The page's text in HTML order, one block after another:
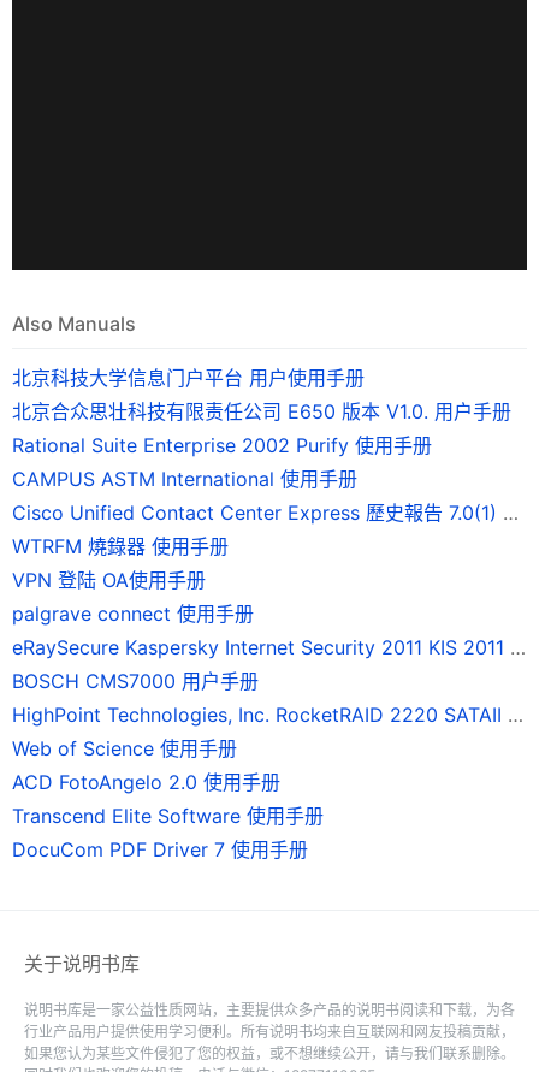
Also Manuals
北京科技大学信息门户平台 用户使用手册
北京合众思壮科技有限责任公司 E650 版本 V1.0. 用户手册
Rational Suite Enterprise 2002 Purify 使用手册
CAMPUS ASTM International 使用手册
Cisco Unified Contact Center Express 歷史報告 7.0(1) 版使用手冊
WTRFM 燒錄器 使用手册
VPN 登陆 OA使用手册
palgrave connect 使用手册
eRaySecure Kaspersky Internet Security 2011 KIS 2011 使用手册
BOSCH CMS7000 用户手册
HighPoint Technologies, Inc. RocketRAID 2220 SATAII 磁碟陣列卡 使用手冊
Web of Science 使用手册
ACD FotoAngelo 2.0 使用手册
Transcend Elite Software 使用手册
DocuCom PDF Driver 7 使用手册
关于说明书库
说明书库是一家公益性质网站，主要提供众多产品的说明书阅读和下载，为各
行业产品用户提供使用学习便利。所有说明书均来自互联网和网友投稿贡献，
如果您认为某些文件侵犯了您的权益，或不想继续公开，请与我们联系删除。